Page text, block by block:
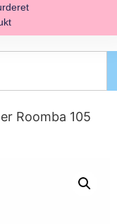
Roomba 105